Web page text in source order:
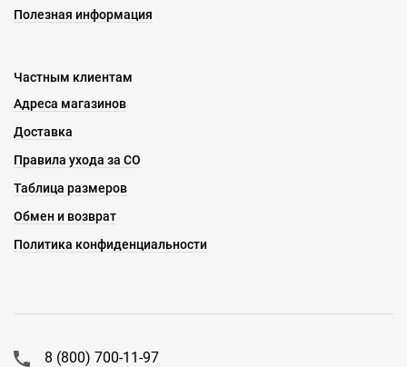
Полезная информация
Частным клиентам
Адреса магазинов
Доставка
Правила ухода за СО
Таблица размеров
Обмен и возврат
Политика конфиденциальности
8 (800) 700-11-97